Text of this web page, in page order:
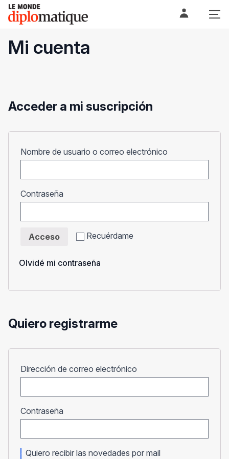
Skip
content
Le monde diplomatique
Mi cuenta
Acceder a mi suscripción
Nombre de usuario o correo electrónico
Contraseña
Recuérdame
Acceso
Olvidé mi contraseña
Quiero registrarme
Dirección de correo electrónico
Contraseña
Quiero recibir las novedades por mail